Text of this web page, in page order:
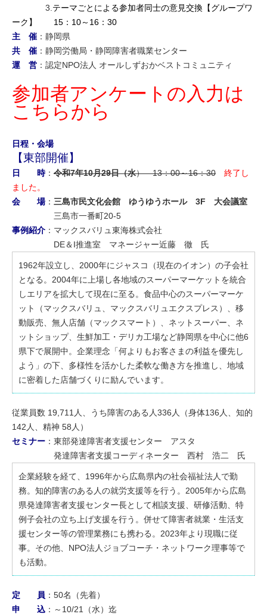
3. テーマごとによる参加者同士の意見交換【グループワ
ーク】 15：10～16：30
主 催 ：静岡県
共 催 ：静岡労働局・静岡障害者職業センター
運 営 ：認定NPO法人 オールしずおかベストコミュニティ
参加者アンケートの入力は
こちらから
日程・会場
【東部開催】
日 時： 令和7年10月29日（水）13：00～16：30
終了し
ました。
会 場： 三島市民文化会館 ゆうゆうホール 3F 大会議室
三島市一番町20-5
事例紹介 ：マックスバリュ東海株式会社
DE＆I推進室 マネージャー近藤 徹 氏
1962年設立し、2000年にジャスコ（現在のイオン）の子会社
となる。2004年に上場し各地域のスーパーマーケットを統合
しエリアを拡大して現在に至る。食品中心のスーパーマーケ
ット（マックスバリュ、マックスバリュエクスプレス）、移
動販売、無人店舗（マックスマート）、ネットスーパー、ネ
ットショップ、生鮮加工・デリカ工場など静岡県を中心に他6
県下で展開中。企業理念「何よりもお客さまの利益を優先し
よう」の下、多様性を活かした柔軟な働き方を推進し、地域
に密着した店舗づくりに励んでいます。
従業員数 19,711人、うち障害のある人336人（身体136人、知的
142人、精神 58人）
セミナー ：東部発達障害者支援センター アスタ
発達障害者支援コーディネーター 西村 浩二 氏
企業経験を経て、1996年から広島県内の社会福祉法人で勤
務。知的障害のある人の就労支援等を行う。2005年から広島
県発達障害者支援センター長として相談支援、研修活動、特
例子会社の立ち上げ支援を行う。併せて障害者就業・生活支
援センター等の管理業務にも携わる。2023年より現職に従
事。その他、NPO法人ジョブコーチ・ネットワーク理事等で
も活動。
定 員 ：50名（先着）
申 込 ：～10/21（水）迄